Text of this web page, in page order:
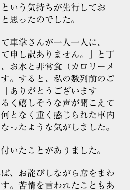
いう気持ちが先行してお
思ったのでした。
車掌さんが一人一人に、
て申し訳ありません。」と丁
お水と非常食（カロリーメ
。すると、私の数列前のご
ありがとうございます
く嬉しそうな声が聞こえて
となく重く感じられた車内
ったような気がしました。
いたことがありました。
、お詫びしながら席をまわ
。苦情を言われたこともあ